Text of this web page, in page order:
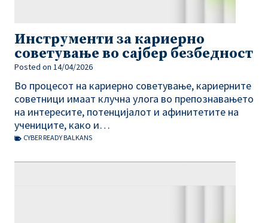
Инструменти за кариерно
советување во сајбер безбедност
Posted on 14/04/2026
Во процесот на кариерно советување, кариерните
советници имаат клучна улога во препознавањето
на интересите, потенцијалот и афинитетите на
учениците, како и…
CYBER READY BALKANS